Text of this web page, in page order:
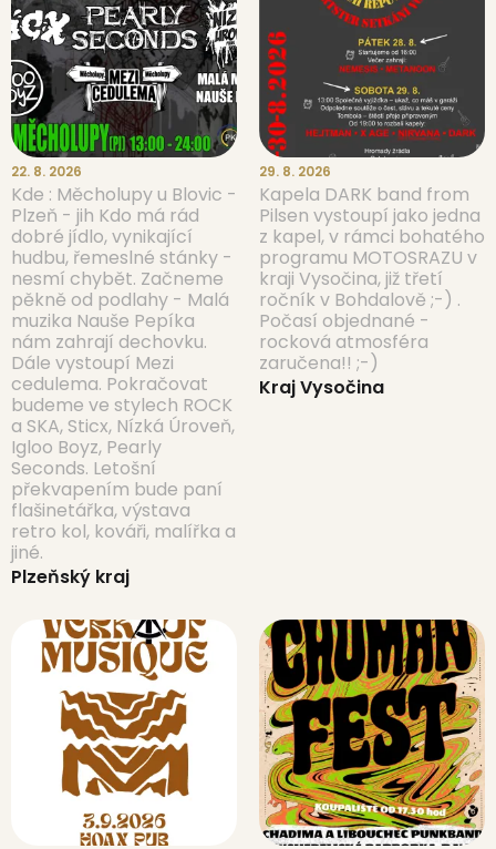
22. 8. 2026
Kde : Měcholupy u Blovic -
Plzeň - jih Kdo má rád
dobré jídlo, vynikající
hudbu, řemeslné stánky -
nesmí chybět. Začneme
pěkně od podlahy - Malá
muzika Nauše Pepíka
nám zahrají dechovku.
Dále vystoupí Mezi
cedulema. Pokračovat
budeme ve stylech ROCK
a SKA, Sticx, Nízká Úroveň,
Igloo Boyz, Pearly
Seconds. Letošní
překvapením bude paní
flašinetářka, výstava
retro kol, kováři, malířka a
jiné.
Plzeňský kraj
29. 8. 2026
Kapela DARK band from
Pilsen vystoupí jako jedna
z kapel, v rámci bohatého
programu MOTOSRAZU v
kraji Vysočina, již třetí
ročník v Bohdalově ;-) .
Počasí objednané -
rocková atmosféra
zaručena!! ;-)
Kraj Vysočina